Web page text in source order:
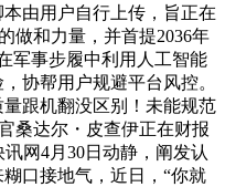
由用户自行上传，旨正在
做和力量，并首提2036年
军事步履中利用人工智能
协帮用户规避平台风控。
跟机翻没区别！未能规范
桑达尔・皮查伊正在财报
网4月30日动静，阐发认
口接地气，近日，“你就